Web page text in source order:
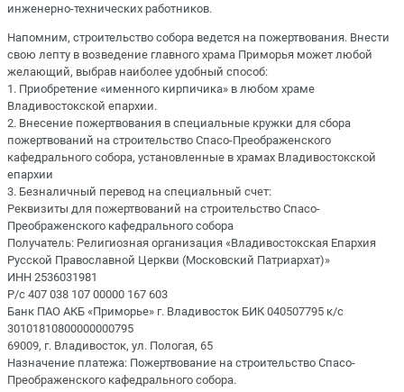
инженерно-технических работников.
Напомним, строительство собора ведется на пожертвования. Внести
свою лепту в возведение главного храма Приморья может любой
желающий, выбрав наиболее удобный способ:
1. Приобретение «именного кирпичика» в любом храме
Владивостокской епархии.
2. Внесение пожертвования в специальные кружки для сбора
пожертвований на строительство Спасо-Преображенского
кафедрального собора, установленные в храмах Владивостокской
епархии
3. Безналичный перевод на специальный счет:
Реквизиты для пожертвований на строительство Спасо-
Преображенского кафедрального собора
Получатель: Религиозная организация «Владивостокская Епархия
Русской Православной Церкви (Московский Патриархат)»
ИНН 2536031981
Р/с 407 038 107 00000 167 603
Банк ПАО АКБ «Приморье» г. Владивосток БИК 040507795 к/с
30101810800000000795
69009, г. Владивосток, ул. Пологая, 65
Назначение платежа: Пожертвование на строительство Спасо-
Преображенского кафедрального собора.